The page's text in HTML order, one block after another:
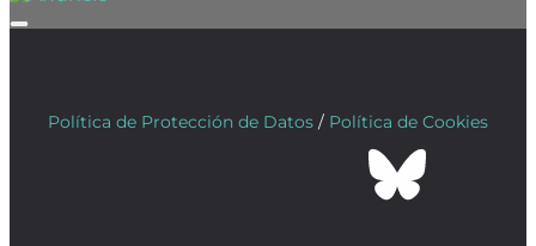
Política de Protección de Datos / Política de Cookies